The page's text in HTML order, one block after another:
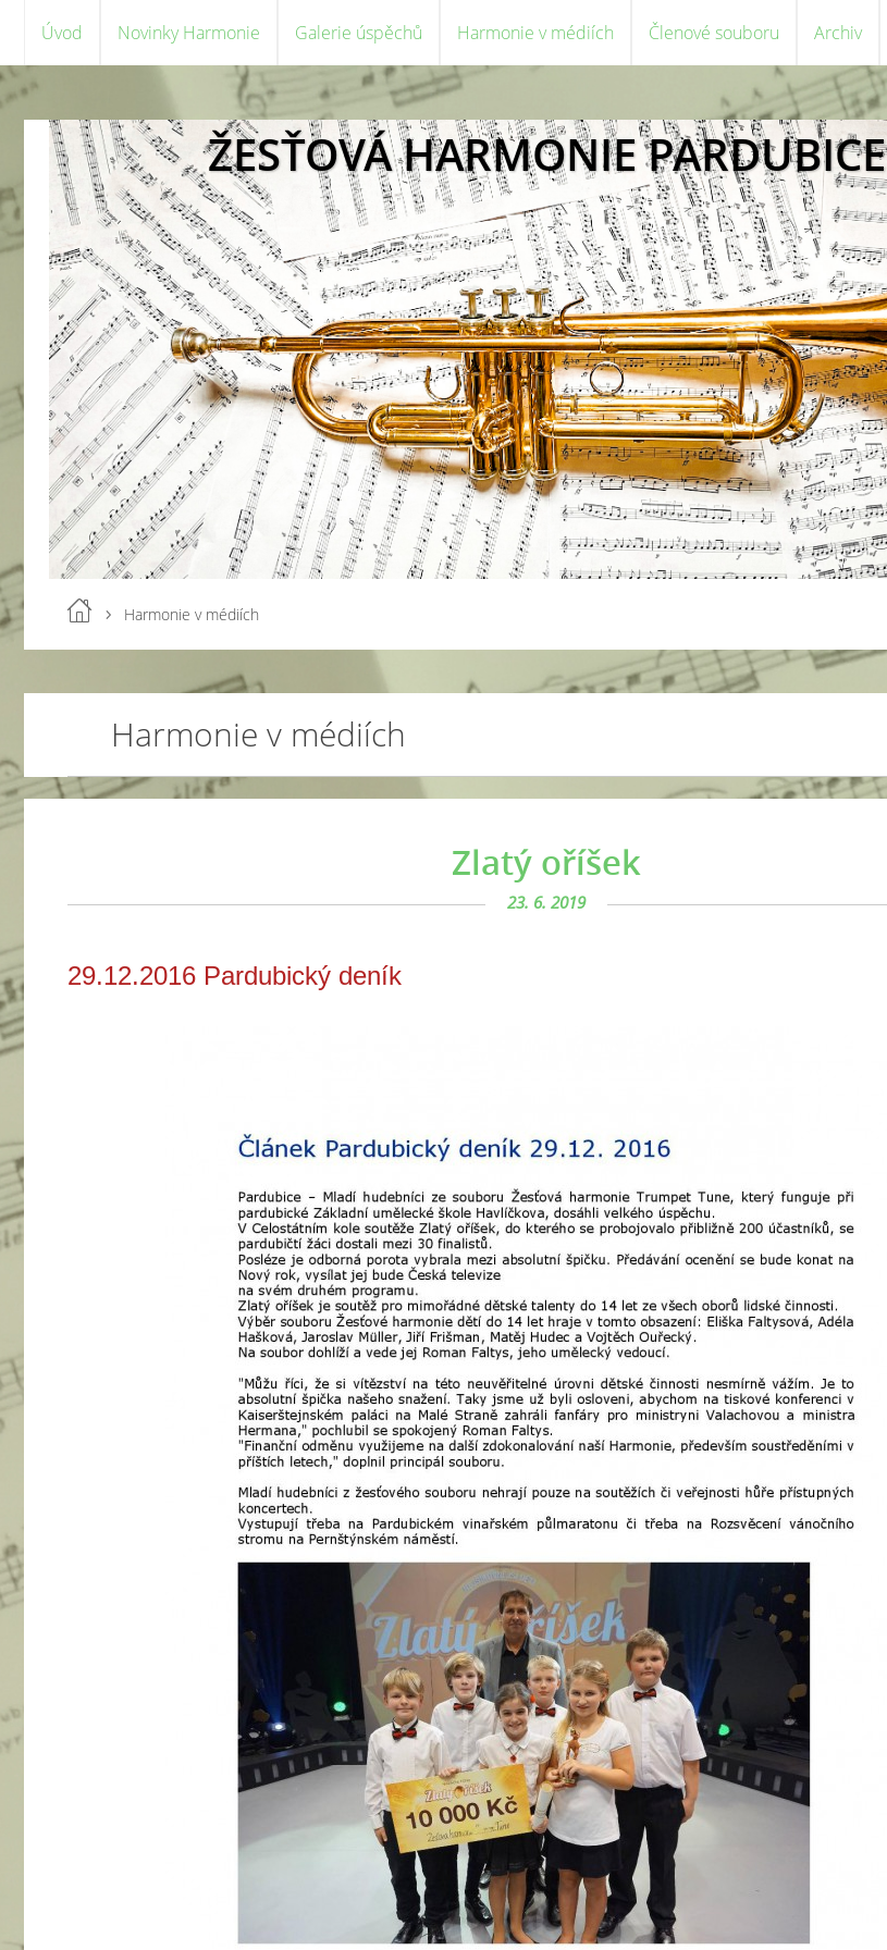
Úvod Novinky Harmonie Galerie úspěchů Harmonie v médiích Členové souboru Archiv
ŽESŤOVÁ HARMONIE PARDUBICE
Harmonie v médiích
Harmonie v médiích
Zlatý oříšek
23. 6. 2019
29.12.2016 Pardubický deník